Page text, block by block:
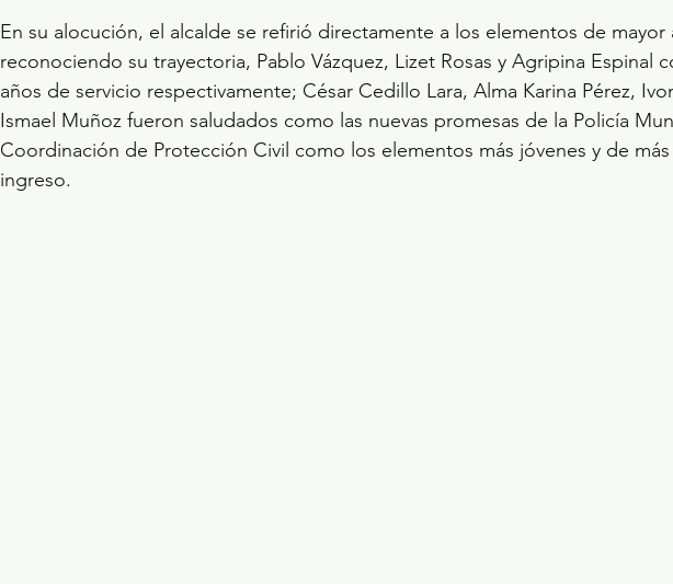
En su alocución, el alcalde se refirió directamente a los elementos de mayor
reconociendo su trayectoria, Pablo Vázquez, Lizet Rosas y Agripina Espinal
años de servicio respectivamente; César Cedillo Lara, Alma Karina Pérez,
Ismael Muñoz fueron saludados como las nuevas promesas de la Policía
Coordinación de Protección Civil como los elementos más jóvenes y de
ingreso.